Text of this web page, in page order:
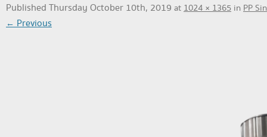
Published Thursday October 10th, 2019 at1024 × 1365 inPP
← Previous